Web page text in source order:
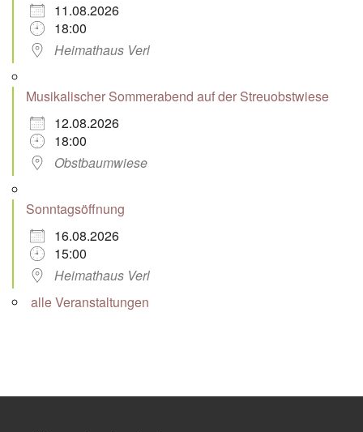
11.08.2026
18:00
Heimathaus Verl
Musikalischer Sommerabend auf der Streuobstwiese
12.08.2026
18:00
Obstbaumwiese
Sonntagsöffnung
16.08.2026
15:00
Heimathaus Verl
alle Veranstaltungen